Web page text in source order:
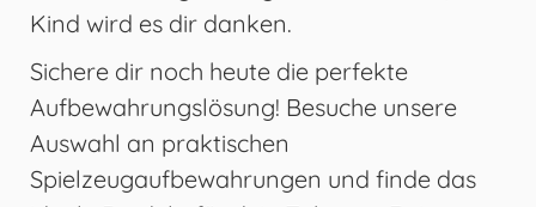
Kind wird es dir danken.
Sichere dir noch heute die perfekte
Aufbewahrungslösung! Besuche unsere
Auswahl an praktischen
Spielzeugaufbewahrungen und finde das